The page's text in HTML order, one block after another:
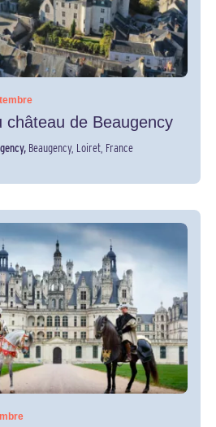
château de Beaugency
Beaugency, Loiret, France